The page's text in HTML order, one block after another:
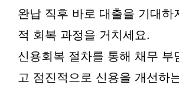
완납 직후 바로 대출을 기대하
적 회복 과정을 거치세요.
신용회복 절차를 통해 채무 부
고 점진적으로 신용을 개선하